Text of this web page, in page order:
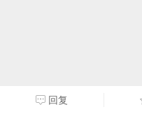
回复